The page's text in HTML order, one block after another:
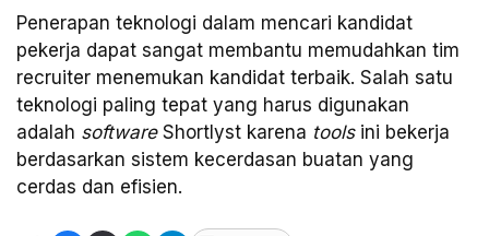
Penerapan teknologi dalam mencari kandidat
pekerja dapat sangat membantu memudahkan tim
recruiter menemukan kandidat terbaik. Salah satu
teknologi paling tepat yang harus digunakan
adalah softwareShortlyst karena toolsini bekerja
berdasarkan sistem kecerdasan buatan yang
cerdas dan efisien.